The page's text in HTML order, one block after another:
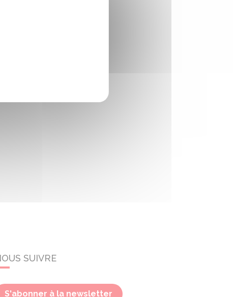
SUIVRE
S'abonner à la newsletter